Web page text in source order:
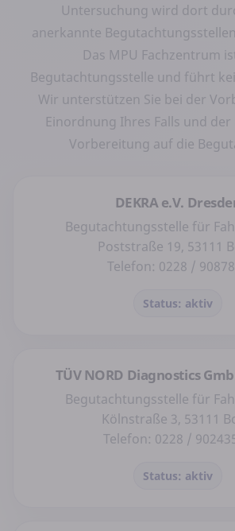
Untersuchung wird dort
anerkannte
Das MPU Fachzentrum
Begutachtungsstelle und führt
Wir unterstützen Sie bei der
Einordnung Ihres Falls und
Vorbereitung auf die
DEKRA e.V.
Begutachtungsstelle für
Poststraße 19, 53111
Telefon: 0228 /
Status: aktiv
TÜV NORD Diagnostics
Begutachtungsstelle für
Kölnstraße 3, 53111
Telefon: 0228 /
Status: aktiv